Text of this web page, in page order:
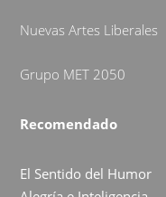
Nuevas Artes Liberales
Grupo MET 2050
Recomendado
El Sentido del Humor